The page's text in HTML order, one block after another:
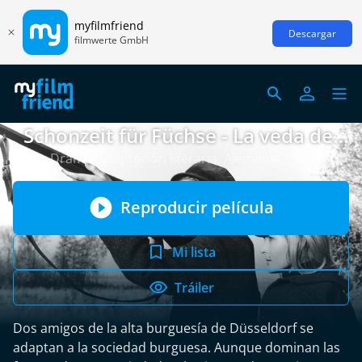
myfilmfriend
filmwerte GmbH Descargar
Schonzeit für Füchse - La veda del
zorro
Drama/Adaptación literaria, Alemania 1966
Reproducir película
Mi lista
Tráiler
Dos amigos de la alta burguesía de Düsseldorf se
adaptan a la sociedad burguesa. Aunque dominan las